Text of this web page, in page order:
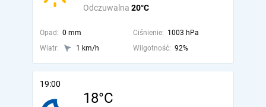
Odczuwalna 20°C
Opad: 0 mm Ciśnienie: 1003 hPa
Wiatr:
1 km/h Wilgotność: 92%
19:00
18°C